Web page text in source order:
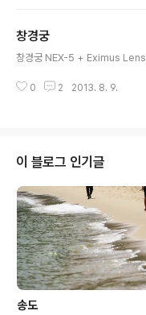
창경궁
창경궁 NEX-5 + Eximus Lens
0 2 2013. 8. 9.
이 블로그 인기글
송도